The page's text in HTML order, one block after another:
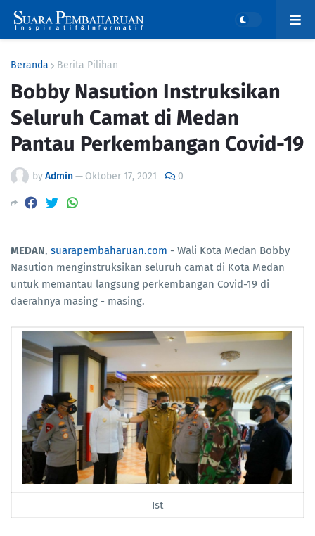
Beranda Berita Pilihan
Bobby Nasution Instruksikan
Seluruh Camat di Medan
Pantau Perkembangan Covid-19
byAdmin— Oktober 17, 2021 0
MEDAN, suarapembaharuan.com - Wali Kota Medan Bobby
Nasution menginstruksikan seluruh camat di Kota Medan
untuk memantau langsung perkembangan Covid-19 di
daerahnya masing - masing.
Ist